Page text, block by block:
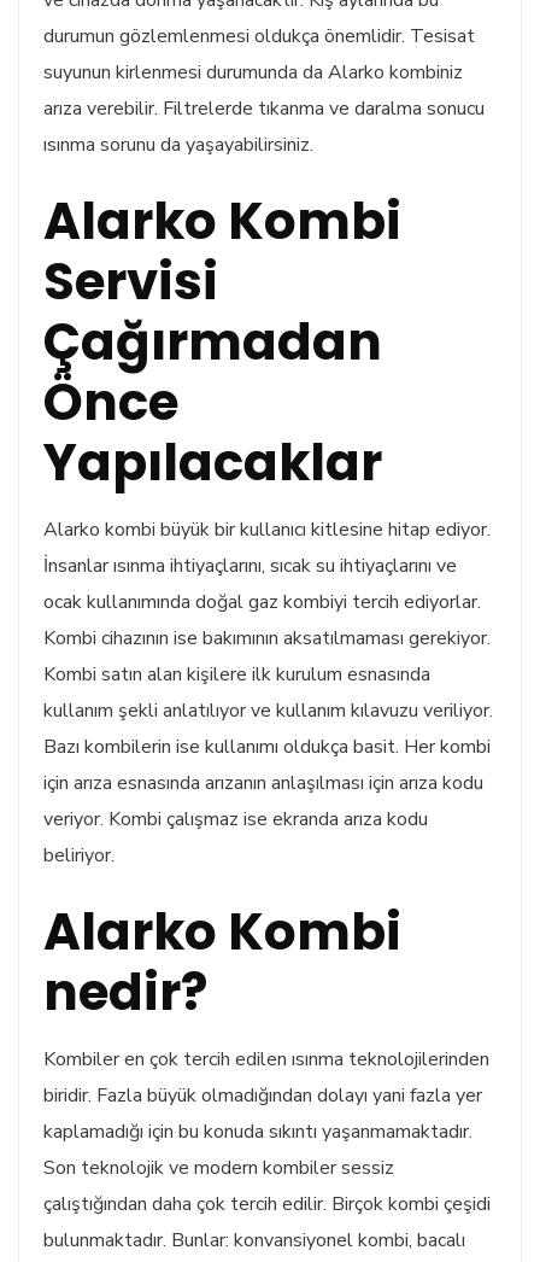
durumun gözlemlenmesi oldukça önemlidir. Tesisat
suyunun kirlenmesi durumunda da Alarko kombiniz
arıza verebilir. Filtrelerde tıkanma ve daralma sonucu
ısınma sorunu da yaşayabilirsiniz.
Alarko Kombi
Servisi
Çağırmadan
Önce
Yapılacaklar
Alarko kombi büyük bir kullanıcı kitlesine hitap ediyor.
İnsanlar ısınma ihtiyaçlarını, sıcak su ihtiyaçlarını ve
ocak kullanımında doğal gaz kombiyi tercih ediyorlar.
Kombi cihazının ise bakımının aksatılmaması gerekiyor.
Kombi satın alan kişilere ilk kurulum esnasında
kullanım şekli anlatılıyor ve kullanım kılavuzu veriliyor.
Bazı kombilerin ise kullanımı oldukça basit. Her kombi
için arıza esnasında arızanın anlaşılması için arıza kodu
veriyor. Kombi çalışmaz ise ekranda arıza kodu
beliriyor.
Alarko Kombi
nedir?
Kombiler en çok tercih edilen ısınma teknolojilerinden
biridir. Fazla büyük olmadığından dolayı yani fazla yer
kaplamadığı için bu konuda sıkıntı yaşanmamaktadır.
Son teknolojik ve modern kombiler sessiz
çalıştığından daha çok tercih edilir. Birçok kombi çeşidi
bulunmaktadır. Bunlar: konvansiyonel kombi, bacalı